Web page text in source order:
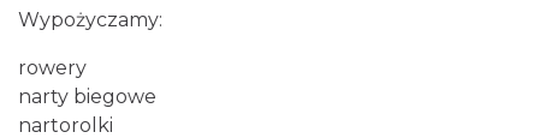
Wypożyczamy:
rowery
narty biegowe
nartorolki